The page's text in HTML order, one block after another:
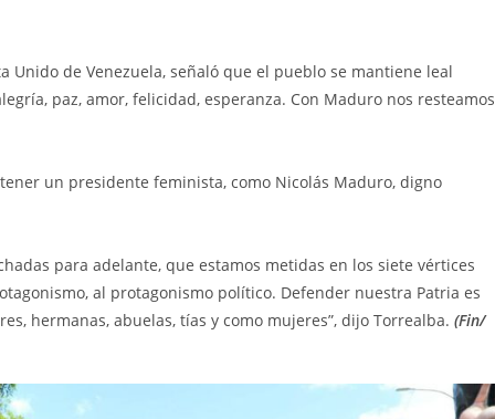
Unido de Venezuela, señaló que el pueblo se mantiene leal
paz, amor, felicidad, esperanza. Con Maduro nos resteamos
un presidente feminista, como Nicolás Maduro, digno
para adelante, que estamos metidas en los siete vértices
al protagonismo político. Defender nuestra Patria es
hermanas, abuelas, tías y como mujeres”, dijo Torrealba. (Fin/